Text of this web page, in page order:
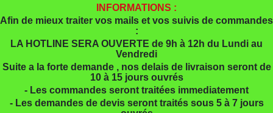
INFORMATIONS :
Afin de mieux traiter vos mails et vos suivis de commandes
:
LA HOTLINE SERA OUVERTE de 9h à 12h du Lundi au
Vendredi
Suite a la forte demande , nos delais de livraison seront de
10 à 15 jours ouvrés
- Les commandes seront traitées immediatement
- Les demandes de devis seront traités sous 5 à 7 jours